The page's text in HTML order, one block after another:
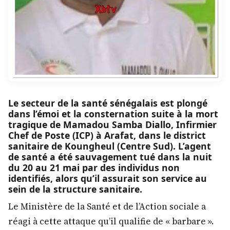
Le secteur de la santé sénégalais est plongé
dans l’émoi et la consternation suite à la mort
tragique de Mamadou Samba Diallo, Infirmier
Chef de Poste (ICP) à Arafat, dans le district
sanitaire de Koungheul (Centre Sud). L’agent
de santé a été sauvagement tué dans la nuit
du 20 au 21 mai par des individus non
identifiés, alors qu’il assurait son service au
sein de la structure sanitaire.
Le Ministère de la Santé et de l’Action sociale a
réagi à cette attaque qu’il qualifie de « barbare ».